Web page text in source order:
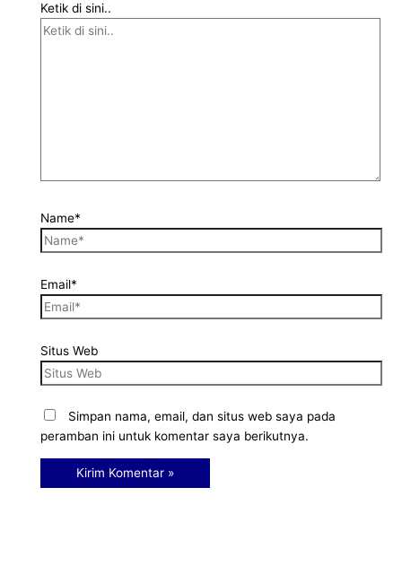
Ketik di sini..
Name*
Email*
Situs Web
Simpan nama, email, dan situs web saya pada
peramban ini untuk komentar saya berikutnya.